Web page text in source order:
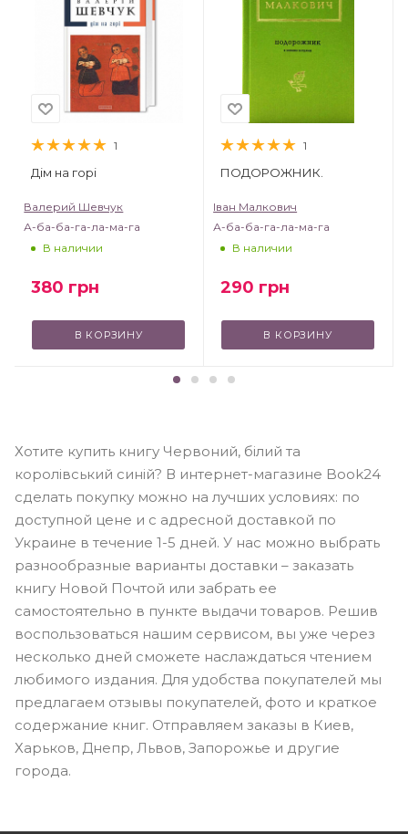
1
Дім на горі
Валерий Шевчук
А-ба-ба-га-ла-ма-га
В наличии
380 грн
В КОРЗИНУ
1
ПОДОРОЖНИК.
Іван Малкович
А-ба-ба-га-ла-ма-га
В наличии
290 грн
В КОРЗИНУ
Хотите купить книгу Червоний, білий та
королівський синій? В интернет-магазине Book24
сделать покупку можно на лучших условиях: по
доступной цене и с адресной доставкой по
Украине в течение 1-5 дней. У нас можно выбрать
разнообразные варианты доставки – заказать
книгу Новой Почтой или забрать ее
самостоятельно в пункте выдачи товаров. Решив
воспользоваться нашим сервисом, вы уже через
несколько дней сможете наслаждаться чтением
любимого издания. Для удобства покупателей мы
предлагаем отзывы покупателей, фото и краткое
содержание книг. Отправляем заказы в Киев,
Харьков, Днепр, Львов, Запорожье и другие
города.